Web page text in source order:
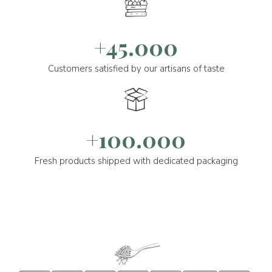
+45.000
Customers satisfied by our artisans of taste
+100.000
Fresh products shipped with dedicated packaging